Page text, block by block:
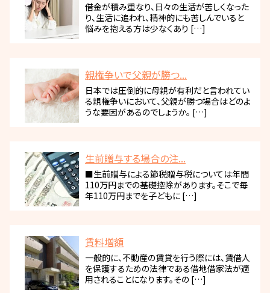
借金が積み重なり、日々の生活が苦しくなった
り、生活に追われ、精神的にも苦しんでいると
悩みを抱える方は少なくあり […]
親権争いで父親が勝つ...
日本では圧倒的に母親が有利だと言われてい
る親権争いにおいて、父親が勝つ場合はどのよ
うな要因があるのでしょうか。 […]
生前贈与する場合の注...
■生前贈与による節税贈与税については年間
110万円までの基礎控除があります。そこで毎
年110万円までを子どもに […]
賃料増額
一般的に、不動産の賃貸を行う際には、賃借人
を保護するための法律である借地借家法が適
用されることになります。その […]